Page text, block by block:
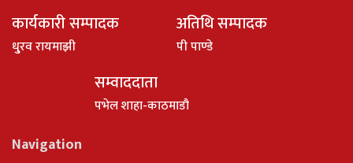
कार्यकारी सम्पादक
धु्रव रायमाझी
अतिथि सम्पादक
पी पाण्डे
सम्वाददाता
पभेल शाहा-काठमाडौ
Navigation